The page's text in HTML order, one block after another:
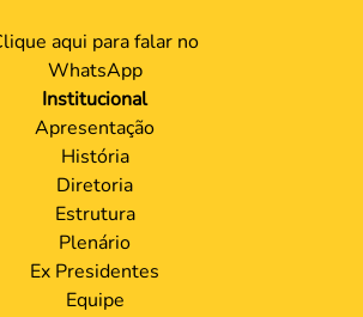
aqui para falar no
WhatsApp
Institucional
Apresentação
História
Diretoria
Estrutura
Plenário
Ex Presidentes
Equipe